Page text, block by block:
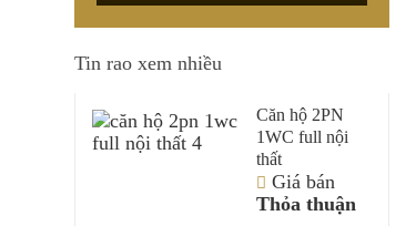
Tin rao xem nhiều
Căn hộ 2PN
1WC full nội
thất
Giá bán
Thỏa thuận